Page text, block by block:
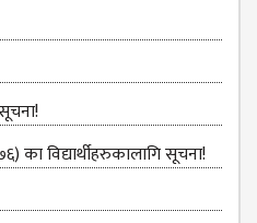
का विद्यार्थीहरुकालागि सूचना!